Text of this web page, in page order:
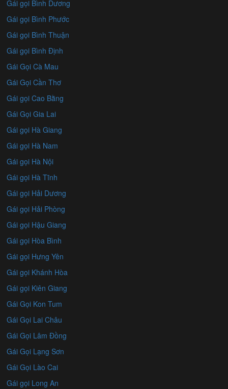
Gái gọi Bình Dương
Gái gọi Bình Phước
Gái gọi Bình Thuận
Gái gọi Bình Định
Gái Gọi Cà Mau
Gái Gọi Cần Thơ
Gái gọi Cao Bằng
Gái Gọi Gia Lai
Gái gọi Hà Giang
Gái gọi Hà Nam
Gái gọi Hà Nội
Gái gọi Hà Tĩnh
Gái gọi Hải Dương
Gái gọi Hải Phòng
Gái gọi Hậu Giang
Gái gọi Hòa Bình
Gái gọi Hưng Yên
Gái gọi Khánh Hòa
Gái gọi Kiên Giang
Gái Gọi Kon Tum
Gái Gọi Lai Châu
Gái Gọi Lâm Đồng
Gái Gọi Lạng Sơn
Gái Gọi Lào Cai
Gái gọi Long An